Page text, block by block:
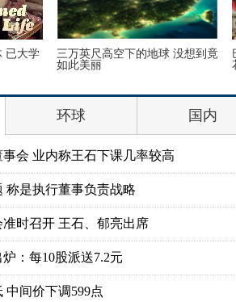
已大学
三万英尺高空下的地球 没想到竟
如此美丽
环球 国内
会 业内称王石下课几率较高
称是执行董事负责战略
时召开 王石、郁亮出席
：每10股派送7.2元
中间价下调599点